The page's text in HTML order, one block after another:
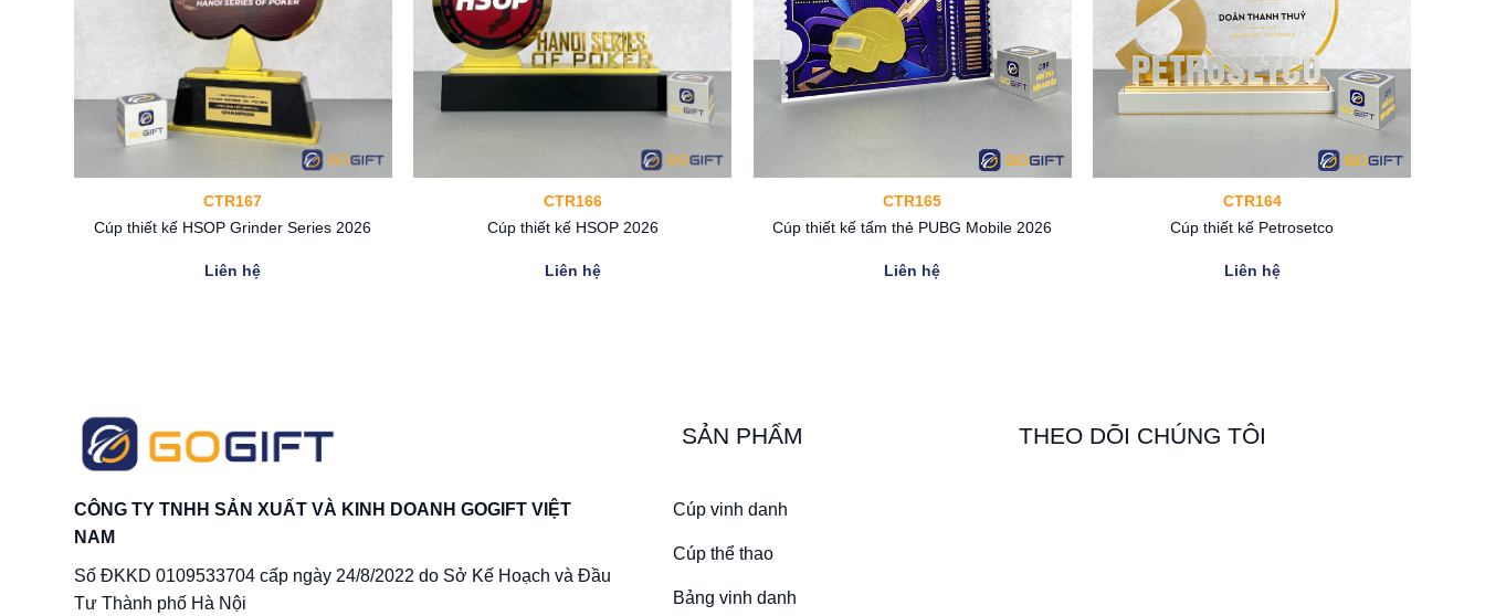
CTR167
Cúp thiết kế HSOP Grinder Series 2026
Liên hệ
CTR166
Cúp thiết kế HSOP 2026
Liên hệ
CTR165
Cúp thiết kế tấm thẻ PUBG Mobile 2026
Liên hệ
CTR164
Cúp thiết kế Petrosetco
Liên hệ
CÔNG TY TNHH SẢN XUẤT VÀ KINH DOANH GOGIFT VIỆT
NAM
Số ĐKKD 0109533704 cấp ngày 24/8/2022 do Sở Kế Hoạch và Đầu
Tư Thành phố Hà Nội
SẢN PHẨM
Cúp vinh danh
Cúp thể thao
Bảng vinh danh
THEO DÕI CHÚNG TÔI